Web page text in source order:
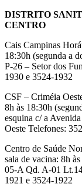
DISTRITO
CENTRO
Cais Campinas
18:30h (segunda a
P-26 – Setor dos
1930 e 3524-1932
CSF – Criméia
8h às 18:30h
esquina c/ a
Oeste Telefones:
Centro de Saúde
sala de vacina: 8h
05-A Qd. A-01
1921 e 3524-1922